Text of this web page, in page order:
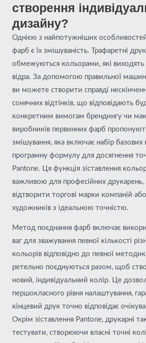
створення
дизайну?
Однією з найпотужніших
фарб є їх змішуваність. Трафаретні
обмежуються кольорами, які виходять
відра. За допомогою правильної
ви можете створити справді
сонячних відтінків, що відповідають
конкретним вимогам брендингу чи
виробників первинних фарб
змішування, яка включає набір базових
програмну формулу для досягнення
Pantone. Ця функція зіставлення
важливою для професійних друкарень,
відтворити торгові марки компаній
художників з ідеальною точністю.
Метод поєднання фарб включає
ваг для зважування певної кількості
кольорів відповідно до певної
ретельно поєднуються разом, щоб
новий, індивідуальний колір. Це
першокласного рівня налаштування,
кінцевий друк точно відповідає
Окрім зіставлення Pantone, друкарні
тестувати, створюючи власні точні